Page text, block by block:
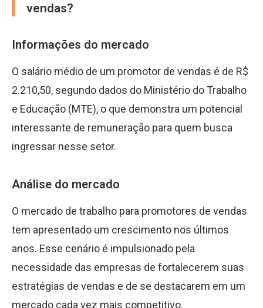
vendas?
Informações do mercado
O salário médio de um promotor de vendas é de R$
2.210,50, segundo dados do Ministério do Trabalho
e Educação (MTE), o que demonstra um potencial
interessante de remuneração para quem busca
ingressar nesse setor.
Análise do mercado
O mercado de trabalho para promotores de vendas
tem apresentado um crescimento nos últimos
anos. Esse cenário é impulsionado pela
necessidade das empresas de fortalecerem suas
estratégias de vendas e de se destacarem em um
mercado cada vez mais competitivo.